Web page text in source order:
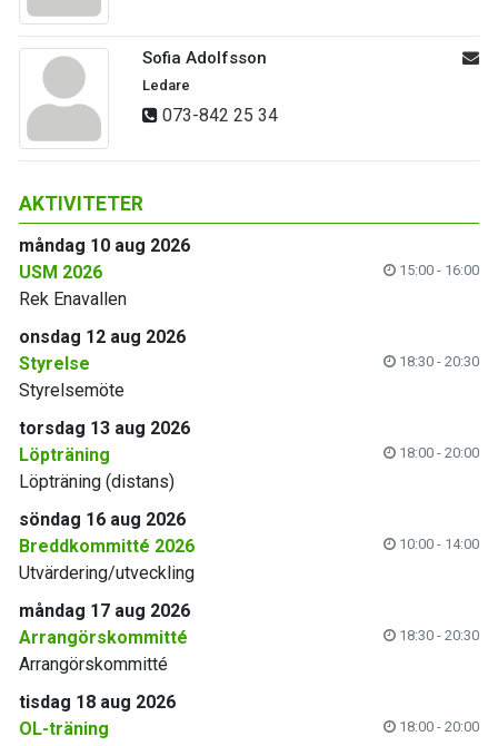
Sofia Adolfsson
Ledare
073-842 25 34
AKTIVITETER
måndag 10 aug 2026
USM 2026
15:00 - 16:00
Rek Enavallen
onsdag 12 aug 2026
Styrelse
18:30 - 20:30
Styrelsemöte
torsdag 13 aug 2026
Löpträning
18:00 - 20:00
Löpträning (distans)
söndag 16 aug 2026
Breddkommitté 2026
10:00 - 14:00
Utvärdering/utveckling
måndag 17 aug 2026
Arrangörskommitté
18:30 - 20:30
Arrangörskommitté
tisdag 18 aug 2026
OL-träning
18:00 - 20:00